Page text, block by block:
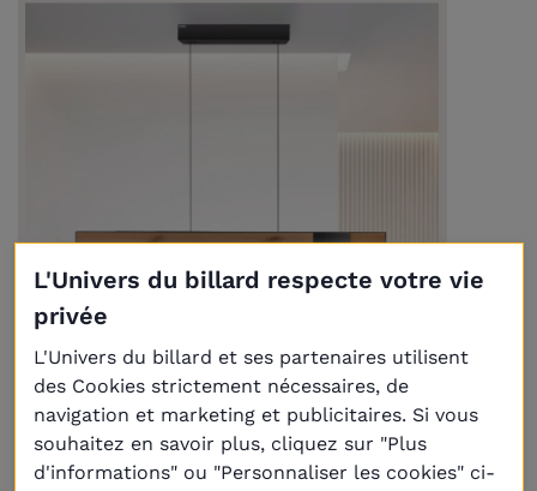
Luminaire LED CCT PURE-MOTO RISE
(avec télécommande)
L'Univers du billard respecte votre vie
privée
L'Univers du billard et ses partenaires utilisent
des Cookies strictement nécessaires, de
navigation et marketing et publicitaires. Si vous
souhaitez en savoir plus, cliquez sur "Plus
d'informations" ou "Personnaliser les cookies" ci-